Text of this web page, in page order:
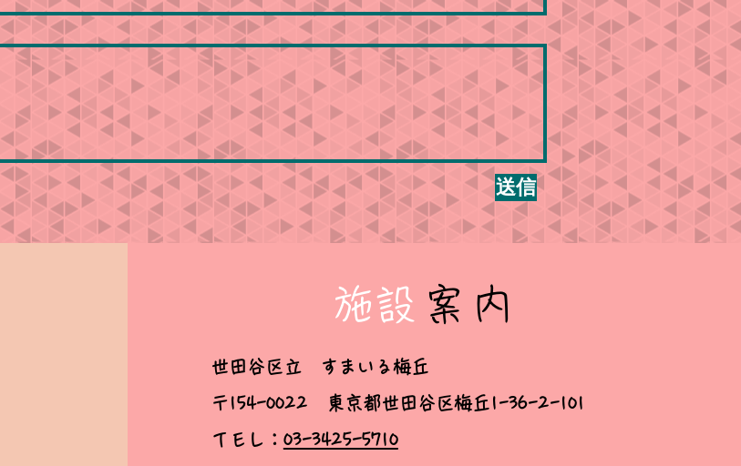
送信
​施設 案内
世田谷区立 すまいる梅丘
〒154-0022 東京都世田谷区梅丘1-36-2-101
ＴＥＬ： 03-3425-5710